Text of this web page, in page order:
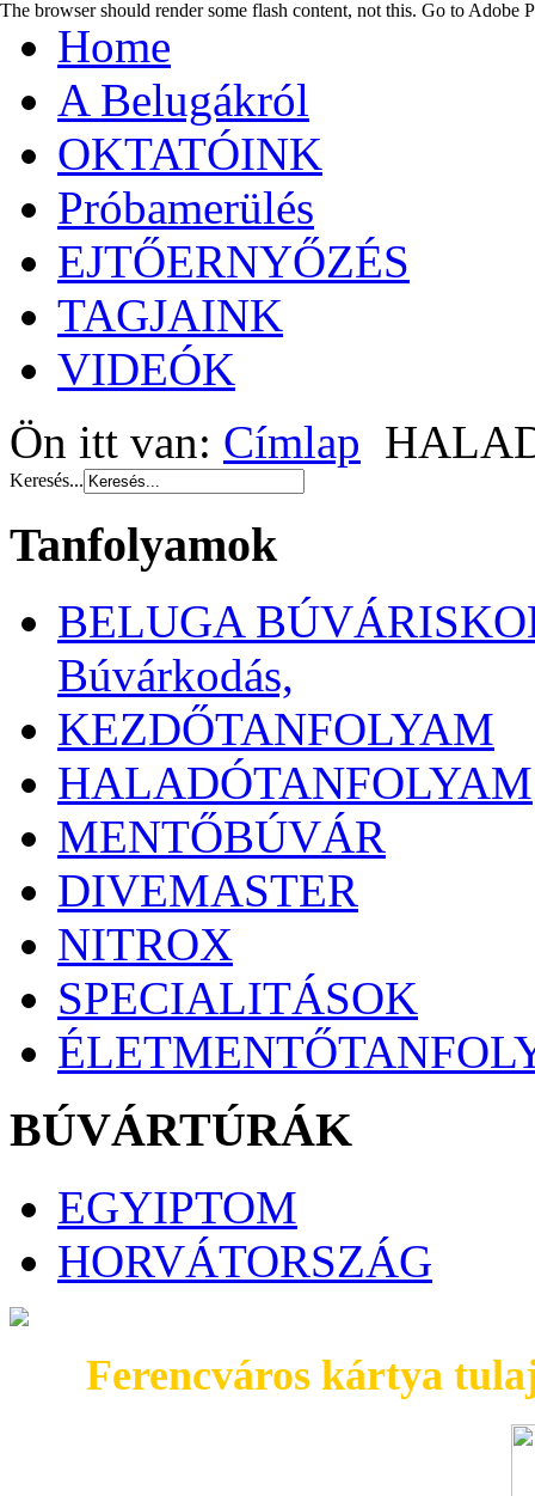
The browser should render some flash content, not this. Go to Adobe
Home
A Belugákról
OKTATÓINK
Próbamerülés
EJTŐERNYŐZÉS
TAGJAINK
VIDEÓK
Ön itt van: Címlap
Keresés...
Tanfolyamok
BELUGA
Búvárkodás,
KEZDŐTANFOLYAM
HALADÓTANFOLYAM
MENTŐBÚVÁR
DIVEMASTER
NITROX
SPECIALITÁSOK
BÚVÁRTÚRÁK
EGYIPTOM
HORVÁTORSZÁG
Ferencváros kártya